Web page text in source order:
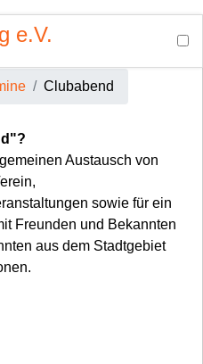
Clubabend
Austausch von
sowie für ein
Freunden und Bekannten
aus dem Stadtgebiet